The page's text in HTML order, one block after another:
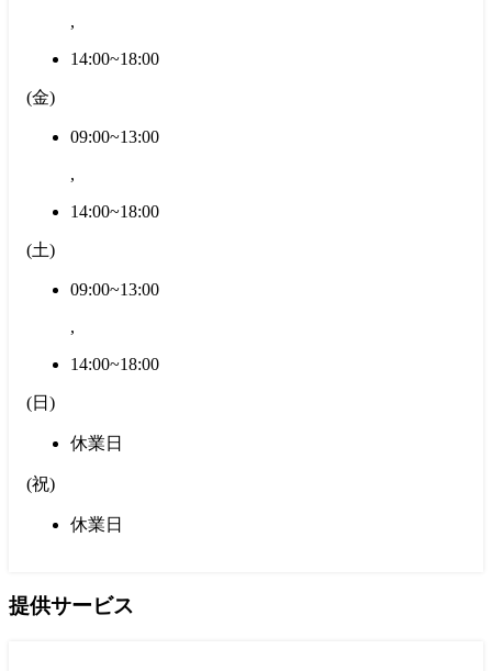
,
14:00~18:00
(金)
09:00~13:00
,
14:00~18:00
(土)
09:00~13:00
,
14:00~18:00
(日 )
休業日
(祝)
休業日
提供サービス